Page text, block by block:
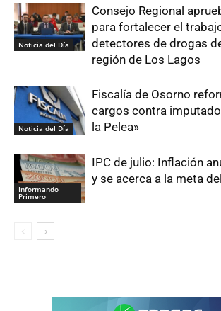
Noticia del Día
Consejo Regional
para fortalecer el
detectores de drogas
región de Los Lagos
Noticia del Día
Fiscalía de Osorno
cargos contra
la Pelea»
Informando
Primero
IPC de julio: Inflación
y se acerca a la meta